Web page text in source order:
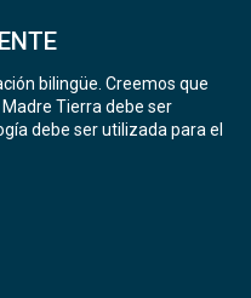
bilingüe. Creemos que
Tierra debe ser
debe ser utilizada para el